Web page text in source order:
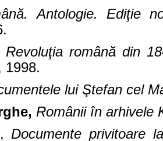
Antologie. Ediţie
Revoluţia română din
1998.
lui Ştefan cel
Românii în arhivele
,Documente privitoare